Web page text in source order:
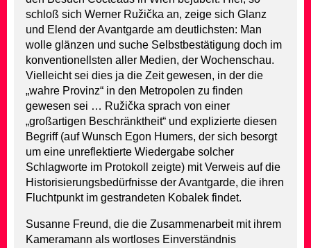
schloß sich Werner Ružička an, zeige sich Glanz
und Elend der Avantgarde am deutlichsten: Man
wolle glänzen und suche Selbstbestätigung doch im
konventionellsten aller Medien, der Wochenschau.
Vielleicht sei dies ja die Zeit gewesen, in der die
„wahre Provinz“ in den Metropolen zu finden
gewesen sei … Ružička sprach von einer
„großartigen Beschränktheit“ und explizierte diesen
Begriff (auf Wunsch Egon Humers, der sich besorgt
um eine unreflektierte Wiedergabe solcher
Schlagworte im Protokoll zeigte) mit Verweis auf die
Historisierungsbedürfnisse der Avantgarde, die ihren
Fluchtpunkt im gestrandeten Kobalek findet.
Susanne Freund, die die Zusammenarbeit mit ihrem
Kameramann als wortloses Einverständnis